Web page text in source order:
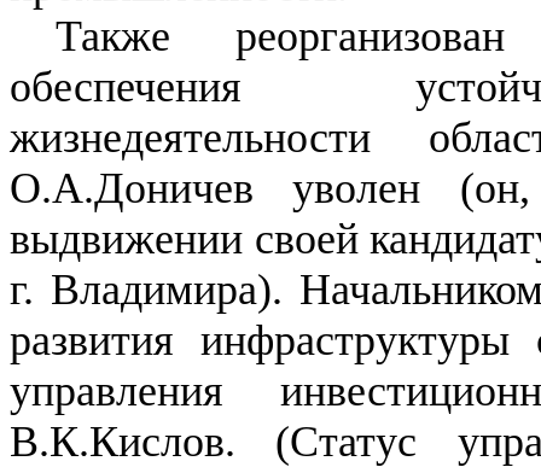
Также
обеспечения
жизнедеятельности
О.А.Доничев уволен
выдвижении своей
г. Владимира).
развития
управления
В.К.Кислов. (Статус